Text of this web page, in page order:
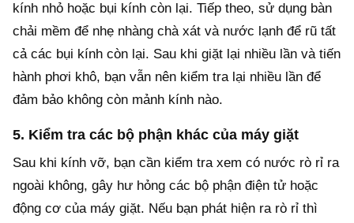
kính nhỏ hoặc bụi kính còn lại. Tiếp theo, sử dụng bàn
chải mềm để nhẹ nhàng chà xát và nước lạnh để rũ tất
cả các bụi kính còn lại. Sau khi giặt lại nhiều lần và tiến
hành phơi khô, bạn vẫn nên kiểm tra lại nhiều lần để
đảm bảo không còn mảnh kính nào.
5. Kiểm tra các bộ phận khác của máy giặt
Sau khi kính vỡ, bạn cần kiểm tra xem có nước rò rỉ ra
ngoài không, gây hư hỏng các bộ phận điện tử hoặc
động cơ của máy giặt. Nếu bạn phát hiện ra rò rỉ thì